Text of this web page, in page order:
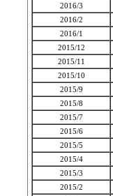
2016/3
2016/2
2016/1
2015/12
2015/11
2015/10
2015/9
2015/8
2015/7
2015/6
2015/5
2015/4
2015/3
2015/2